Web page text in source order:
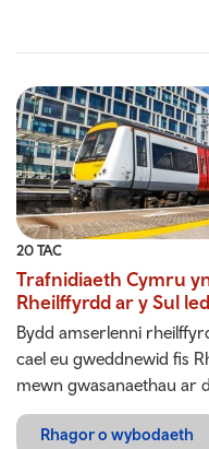
20 TAC
Trafnidiaeth Cymru
Rheilffyrdd ar y Sul
Bydd amserlenni
cael eu gweddnewid fis
mewn gwasanaethau ar
Rhagor o wybodaeth